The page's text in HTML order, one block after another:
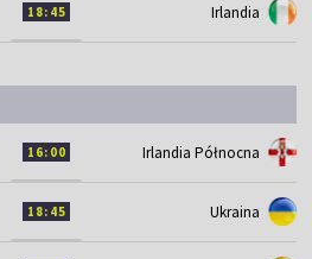
18:45 Irlandia
16:00 Irlandia Północna
18:45 Ukraina